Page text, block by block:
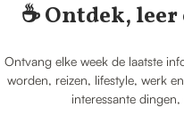
☕️ Ontdek,
Ontvang elke week de laatste
worden, reizen, lifestyle, werk
interessante